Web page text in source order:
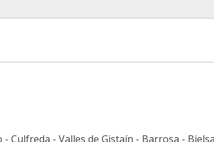
Culfreda - Valles de Gistaín - Barrosa -